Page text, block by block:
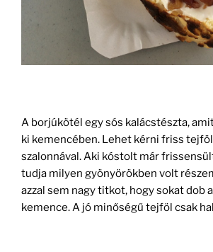
A borjúkötél egy sós kalácstészta,
ki kemencében. Lehet kérni friss
szalonnával. Aki kóstolt már
tudja milyen gyönyörökben volt
azzal sem nagy titkot, hogy sokat dob
kemence. A jó minőségű tejföl csak